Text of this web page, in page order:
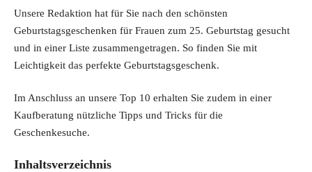
Unsere Redaktion hat für Sie nach den schönsten
Geburtstagsgeschenken für Frauen zum 25. Geburtstag gesucht
und in einer Liste zusammengetragen. So finden Sie mit
Leichtigkeit das perfekte Geburtstagsgeschenk.
Im Anschluss an unsere Top 10 erhalten Sie zudem in einer
Kaufberatung nützliche Tipps und Tricks für die
Geschenkesuche.
Inhaltsverzeichnis